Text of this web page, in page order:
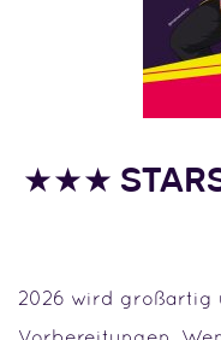
★★★ STARS
2026 wird großartig